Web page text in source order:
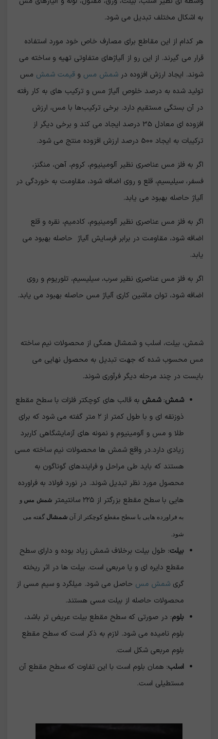
به اشکال مختلف تبدیل می شود.
هر کدام از این مقاطع برای مصارف خاص خود مورد استفاده
قرار می گیرند. از این رو از آلیاژهای متفاوتی تهیه و ساخته می
شوند. ایجاد ارزش افزوده در شمش مس و قیمت شمش مس
تولید شده به درصد خلوص آلیاژ مس و ترکیب های به کار رفته
در آن بستگی مستقیم دارد. برخی ترکیب‌ها با مس، ارزش
افزوده ای معادل 35 درصد ایجاد می کند و برخی دیگر از
ترکیبات به ایجاد 500 درصد ارزش افزوده منتج می شود.
اگر به فلز مس عناصری نظیر آلومینیوم، کروم، آهن، منگنز،
فسفر، سیلیسیم، قلع و روی اضافه شود، مقاومت به خوردگی در
آلیاژ حاصله بهبود می یابد.
اگر به فلز مس عناصری نظیر آلومینیوم، کادمیم، نقره و قلع
اضافه شود، مقاومت در برابر فرسایش آلیاژ حاصله بهبود می
یابد.
اگر به فلز مس عناصری نظیر سرب، سیلیسیم، تلوریوم و روی
اضافه شود، توان ماشین کاری آلیاژ مس حاصله بهبود می یابد.
شمش، بیلت، اسلب و شمشال همگی از محصولات نیم ساخته
مس محسوب شده که جهت تبدیل به محصول نهایی می
بایست در چند مرحله دیگر فرآوری شوند.
شمش:شمش به قالب های کوچکتر فلزات با سطح مقطع
ذوزنقه ای و با طول کمتر از ۲ متر گفته می شود که برای
طلا و مس و آلومینیوم و نمونه های آزمایشگاهی کاربرد
زیادی دارد.در واقع شمش ها محصولات نیم ساخته مسی
هستند که باید طی مراحل و فرایندهای گوناگون به
محصول مورد نظر تبدیل شوند. در نورد فولاد به فراورده
هایی با سطح مقطع بزرگتر از ۲۲۵ سانتیمتر
شمش مس و
به فراورده هایی با سطح مقطع کوچکتر از آن شمشال گفته می
شود.
بیلت: طول بیلت برخلاف شمش زیاد بوده و دارای سطح
مقطع دایره ای و یا مربعی است. بیلت ها در اثر ریخته
گری شمش مس حاصل می شود. میلگرد و سیم مسی از
محصولات حاصله از بیلت مسی هستند.
بلوم: در صورتی که سطح مقطع بیلت عریض تر باشد،
بلوم نامیده می شود. لازم به ذکر است که سطح مقطع
بلوم مربعی شکل است.
اسلب: همان بلوم است با این تفاوت که سطح مقطع آن
مستطیلی است.